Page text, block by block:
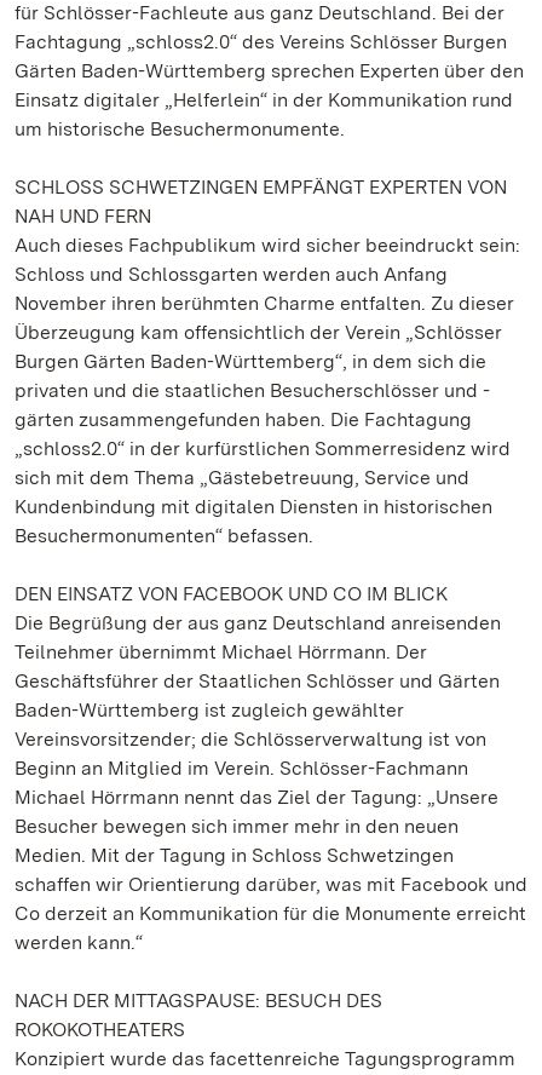
für Schlösser-Fachleute aus ganz Deutschland. Bei der
Fachtagung „schloss2.0“ des Vereins Schlösser Burgen
Gärten Baden-Württemberg sprechen Experten über den
Einsatz digitaler „Helferlein“ in der Kommunikation rund
um historische Besuchermonumente.
SCHLOSS SCHWETZINGEN EMPFÄNGT EXPERTEN VON
NAH UND FERN
Auch dieses Fachpublikum wird sicher beeindruckt sein:
Schloss und Schlossgarten werden auch Anfang
November ihren berühmten Charme entfalten. Zu dieser
Überzeugung kam offensichtlich der Verein „Schlösser
Burgen Gärten Baden-Württemberg“, in dem sich die
privaten und die staatlichen Besucherschlösser und -
gärten zusammengefunden haben. Die Fachtagung
„schloss2.0“ in der kurfürstlichen Sommerresidenz wird
sich mit dem Thema „Gästebetreuung, Service und
Kundenbindung mit digitalen Diensten in historischen
Besuchermonumenten“ befassen.
DEN EINSATZ VON FACEBOOK UND CO IM BLICK
Die Begrüßung der aus ganz Deutschland anreisenden
Teilnehmer übernimmt Michael Hörrmann. Der
Geschäftsführer der Staatlichen Schlösser und Gärten
Baden-Württemberg ist zugleich gewählter
Vereinsvorsitzender; die Schlösserverwaltung ist von
Beginn an Mitglied im Verein. Schlösser-Fachmann
Michael Hörrmann nennt das Ziel der Tagung: „Unsere
Besucher bewegen sich immer mehr in den neuen
Medien. Mit der Tagung in Schloss Schwetzingen
schaffen wir Orientierung darüber, was mit Facebook und
Co derzeit an Kommunikation für die Monumente erreicht
werden kann.“
NACH DER MITTAGSPAUSE: BESUCH DES
ROKOKOTHEATERS
Konzipiert wurde das facettenreiche Tagungsprogramm